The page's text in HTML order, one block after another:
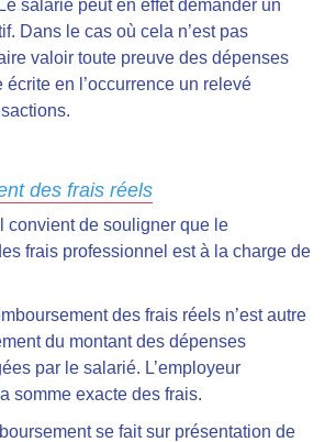
salarié peut en effet demander un
Dans le cas où cela n’est pas
valoir toute preuve des dépenses
écrite en l’occurrence un relevé
des frais réels
convient de souligner que le
frais professionnel est à la charge de
des frais réels n’est autre
du montant des dépenses
par le salarié. L’employeur
somme exacte des frais.
se fait sur présentation de